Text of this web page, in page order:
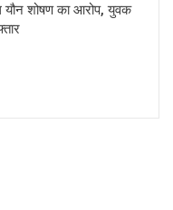
यौन शोषण का आरोप, युवक